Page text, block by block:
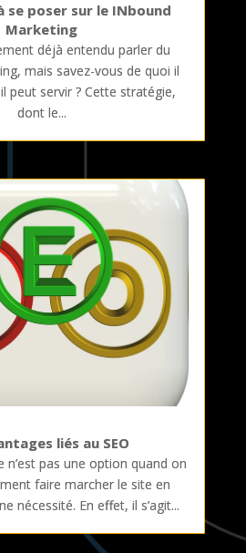
se poser sur le INbound
Marketing
déjà entendu parler du
mais savez-vous de quoi il
peut servir ? Cette stratégie,
dont le...
liés au SEO
n’est pas une option quand on
faire marcher le site en
nécessité. En effet, il s’agit...